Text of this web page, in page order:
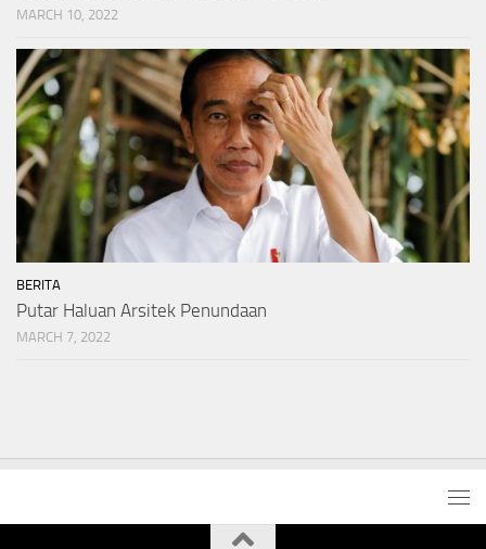
MARCH 10, 2022
BERITA
Putar Haluan Arsitek Penundaan
MARCH 7, 2022